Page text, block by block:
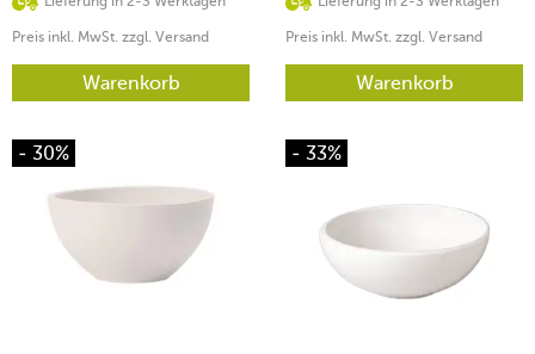
Preis inkl. MwSt. zzgl. Versand
Warenkorb
Preis inkl. MwSt. zzgl. Versand
Warenkorb
- 30% - 33%